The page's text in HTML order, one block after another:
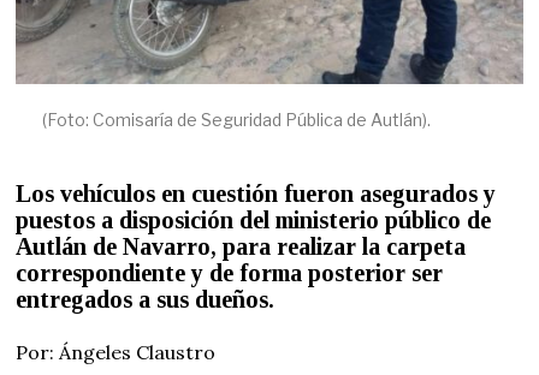
(Foto: Comisaría de Seguridad Pública de Autlán).
Los vehículos en cuestiónfueron asegurados y
puestos a disposición del ministerio público de
Autlán de Navarro, para realizar la carpeta
correspondiente y de forma posterior ser
entregados a sus dueños.
Por: Ángeles Claustro